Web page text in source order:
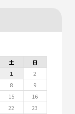
土
日
1
2
8
9
15
16
22
23